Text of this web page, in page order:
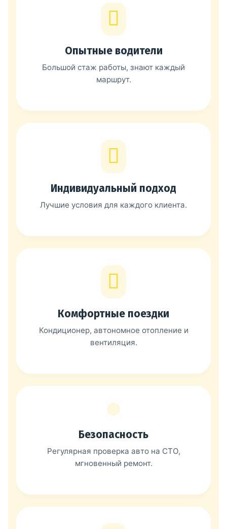
Опытные водители
Большой стаж работы, знают каждый
маршрут.
Индивидуальный подход
Лучшие условия для каждого клиента.
Комфортные поездки
Кондиционер, автономное отопление и
вентиляция.
Безопасность
Регулярная проверка авто на СТО,
мгновенный ремонт.